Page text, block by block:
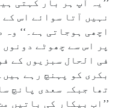
’’یہ آپ ہر بار کہتی
نہیں آتا سوائے اس
اچھی ہوجاتی ہے۔‘‘
پر اس سے چھوٹے دونوں
فی الحال سبزیوں کے
بکری کو پہنچ رہے
تھا جبکہ سعدی پانچ
’’اب بیکار کی باتیں